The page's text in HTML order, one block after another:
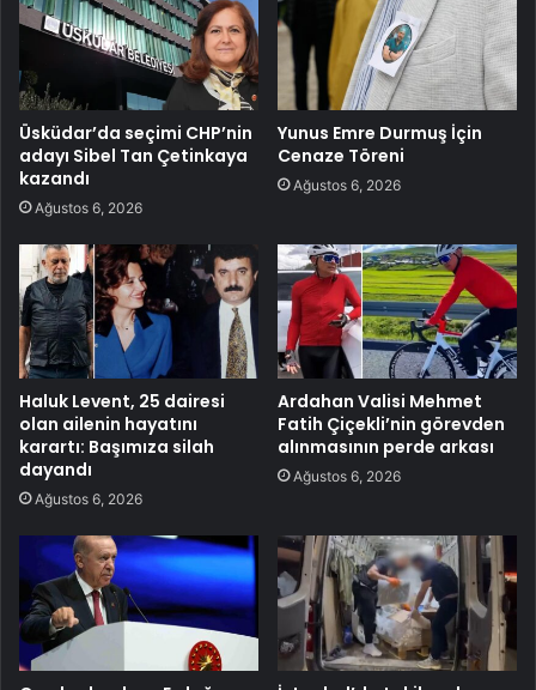
Üsküdar’da seçimi CHP’nin
adayı Sibel Tan Çetinkaya
kazandı
Ağustos 6, 2026
Yunus Emre Durmuş İçin
Cenaze Töreni
Ağustos 6, 2026
Haluk Levent, 25 dairesi
olan ailenin hayatını
karartı: Başımıza silah
dayandı
Ağustos 6, 2026
Ardahan Valisi Mehmet
Fatih Çiçekli’nin görevden
alınmasının perde arkası
Ağustos 6, 2026